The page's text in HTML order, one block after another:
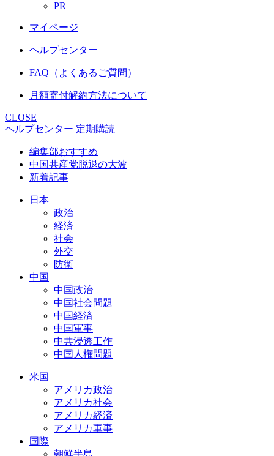
PR
マイページ
ヘルプセンター
FAQ（よくあるご質問）
月額寄付解約方法について
CLOSE
ヘルプセンター 定期購読
編集部おすすめ
中国共産党脱退の大波
新着記事
日本
政治
経済
社会
外交
防衛
中国
中国政治
中国社会問題
中国経済
中国軍事
中共浸透工作
中国人権問題
米国
アメリカ政治
アメリカ社会
アメリカ経済
アメリカ軍事
国際